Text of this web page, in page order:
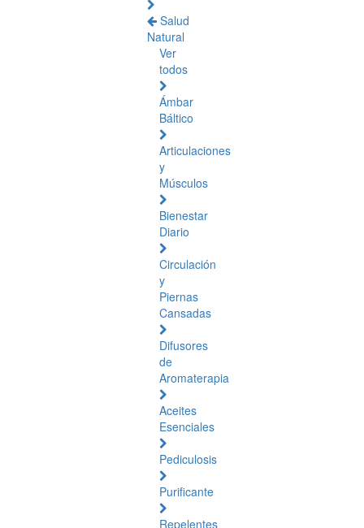
Salud
Natural
Ver
todos
Ámbar
Báltico
Articulaciones
y
Músculos
Bienestar
Diario
Circulación
y
Piernas
Cansadas
Difusores
de
Aromaterapia
Aceites
Esenciales
Pediculosis
Purificante
Repelentes